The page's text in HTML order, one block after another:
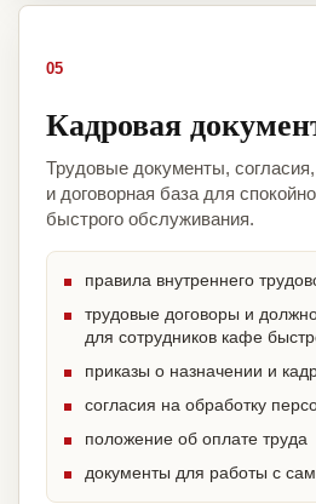
05
Кадровая
Трудовые документы,
и договорная база для
быстрого обслуживания.
правила внутреннего
трудовые договоры и
для сотрудников кафе
приказы о назначении и
согласия на обработку
положение об оплате труда
документы для работы с